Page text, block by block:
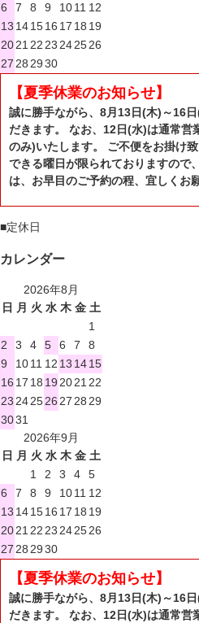
6 7 8 9 1011 12
13 141516 17 18 19
2021 22 23 242526
27 28 2930
【夏季休業のお知らせ】
誠に勝手ながら、8月13日(木)～16
だきます。 なお、12日(水)は通常営
のみ)いたします。 ご不便をお掛け
できる曜日が限られておりますので
は、お早目のご予約の程、宜しくお
■定休日
カレンダー
2026年8月
日 月 火 水 木 金 土
1
2
3 4 5 6 7
8
9
1011 12 13 1415
16 17 18 19202122
23242526272829
3031
2026年9月
日 月 火 水 木 金 土
1
2 3 4
5
6
7 8 9 1011 12
13 141516 17 18 19
20212223242526
27282930
【夏季休業のお知らせ】
誠に勝手ながら、8月13日(木)～16
だきます。 なお、12日(水)は通常営